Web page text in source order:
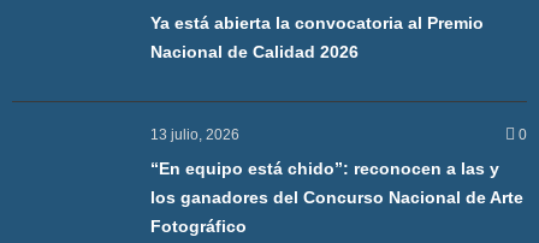
Ya está abierta la convocatoria al Premio
Nacional de Calidad 2026
13 julio, 2026 0
“En equipo está chido”: reconocen a las y
los ganadores del Concurso Nacional de Arte
Fotográfico